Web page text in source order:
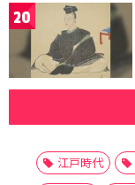
20
江戸時代